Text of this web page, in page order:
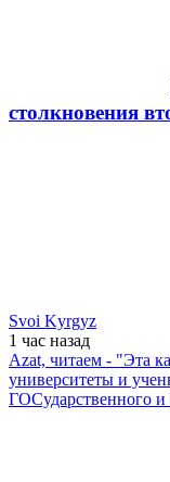
столкновения
Svoi Kyrgyz
1 час назад
Azat, читаем - "Эта
университеты и
ГОСударственного